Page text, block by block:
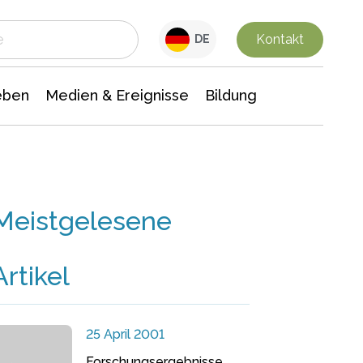
DE Kontakt
Medien & Ereignisse Bildung
25 April 2001